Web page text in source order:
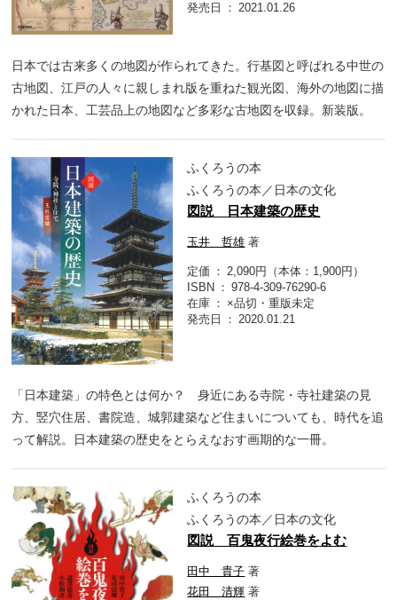
発売日
2021.01.26
日本では古来多くの地図が作られてきた。行基図と呼ばれる中世の
古地図、江戸の人々に親しまれ版を重ねた観光図、海外の地図に描
かれた日本、工芸品上の地図など多彩な古地図を収録。新装版。
ふくろうの本
ふくろうの本／日本の文化
図説 日本建築の歴史
玉井 哲雄 著
定価
2,090円（本体：1,900円）
ISBN
978-4-309-76290-6
在庫
×品切・重版未定
発売日
2020.01.21
「日本建築」の特色とは何か？ 身近にある寺院・寺社建築の見
方、竪穴住居、書院造、城郭建築など住まいについても、時代を追
って解説。日本建築の歴史をとらえなおす画期的な一冊。
ふくろうの本
ふくろうの本／日本の文化
図説 百鬼夜行絵巻をよむ
田中 貴子 著
花田 清輝 著